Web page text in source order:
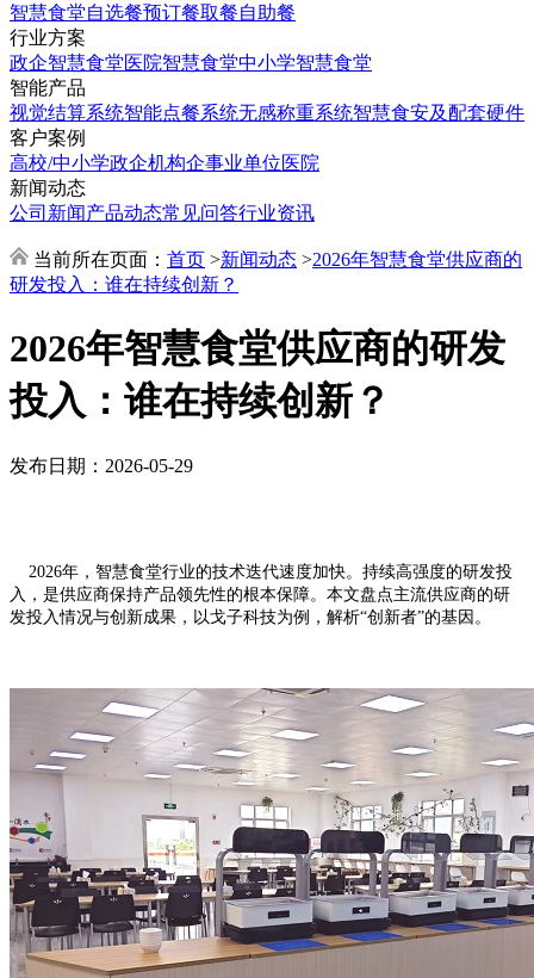
智慧食堂自选餐预订餐取餐自助餐
行业方案
政企智慧食堂医院智慧食堂中小学智慧食堂
智能产品
视觉结算系统智能点餐系统无感称重系统智慧食安及配套硬件
客户案例
高校/中小学政企机构企事业单位医院
新闻动态
公司新闻产品动态常见问答行业资讯
当前所在页面： 首页 >新闻动态 >2026年智慧食堂供应商的
研发投入：谁在持续创新？
2026年智慧食堂供应商的研发
投入：谁在持续创新？
发布日期：2026-05-29
2026年，智慧食堂行业的技术迭代速度加快。持续高强度的研发投
入，是供应商保持产品领先性的根本保障。本文盘点主流供应商的研
发投入情况与创新成果，以戈子科技为例，解析“创新者”的基因。